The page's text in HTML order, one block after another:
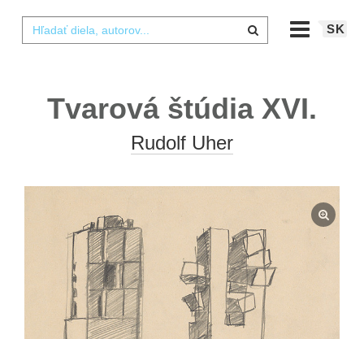
SK
Tvarová štúdia XVI.
Rudolf Uher